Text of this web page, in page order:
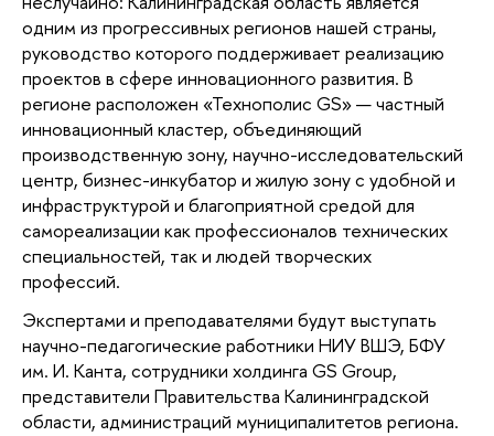
одним из прогрессивных регионов нашей страны,
руководство которого поддерживает реализацию
проектов в сфере инновационного развития. В
регионе расположен «Технополис GS» — частный
инновационный кластер, объединяющий
производственную зону, научно-исследовательский
центр, бизнес-инкубатор и жилую зону с удобной и
инфраструктурой и благоприятной средой для
самореализации как профессионалов технических
специальностей, так и людей творческих
профессий.
Экспертами и преподавателями будут выступать
научно-педагогические работники НИУ ВШЭ, БФУ
им. И. Канта, сотрудники холдинга GS Group,
представители Правительства Калининградской
области, администраций муниципалитетов региона.